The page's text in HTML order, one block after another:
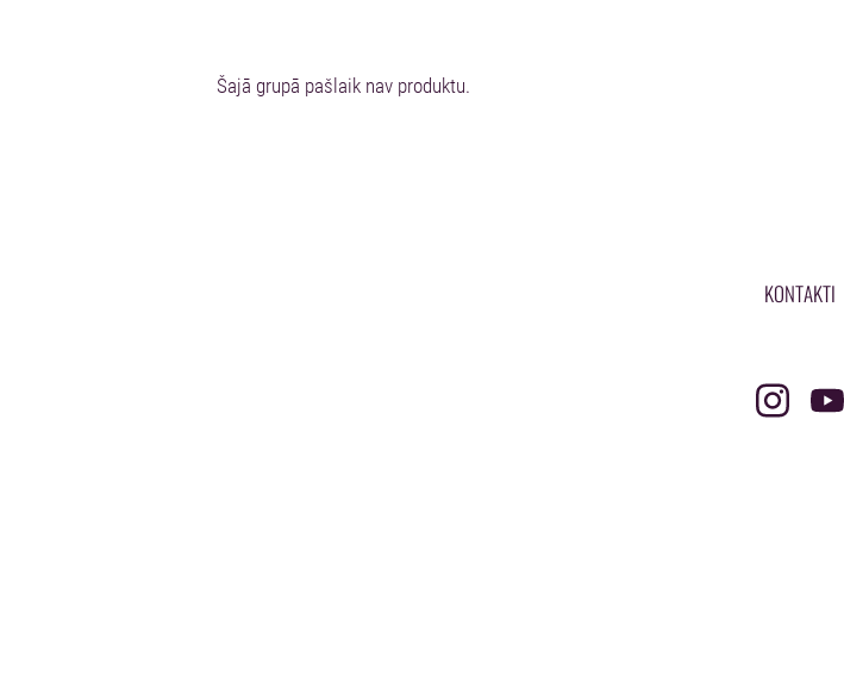
Šajā grupā pašlaik nav produktu.
KONTAKTI